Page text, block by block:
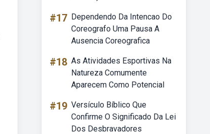
#17 Dependendo Da Intencao Do
Coreografo Uma Pausa A
Ausencia Coreografica
#18 As Atividades Esportivas Na
Natureza Comumente
Aparecem Como Potencial
#19 Versículo Bíblico Que
Confirme O Significado Da Lei
Dos Desbravadores